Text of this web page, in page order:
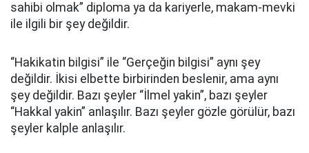
sahibi olmak” diploma ya da kariyerle, makam-mevki
ile ilgili bir şey değildir.
“Hakikatin bilgisi” ile “Gerçeğin bilgisi” aynı şey
değildir. İkisi elbette birbirinden beslenir, ama aynı
şey değildir. Bazı şeyler “İlmel yakin”, bazı şeyler
“Hakkal yakin” anlaşılır. Bazı şeyler gözle görülür, bazı
şeyler kalple anlaşılır.